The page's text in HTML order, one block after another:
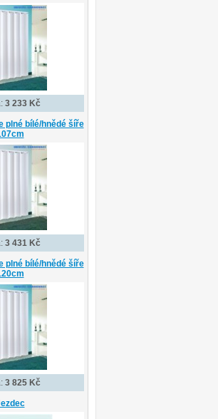
3 233 Kč
plné bílé/hnědé šíře
3 431 Kč
plné bílé/hnědé šíře
3 825 Kč